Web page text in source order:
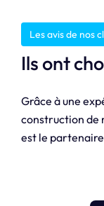
Les avis de nos
Ils ont
Grâce à une
construction de
est le